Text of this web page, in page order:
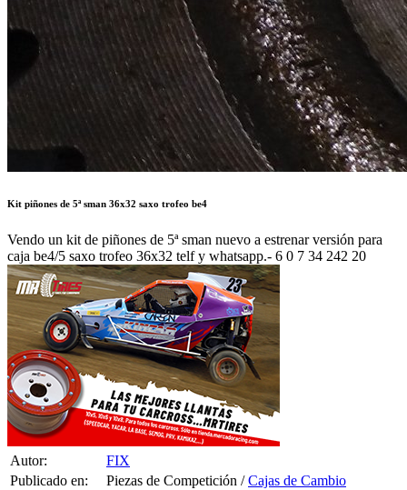
Kit piñones de 5ª sman 36x32 saxo trofeo be4
Vendo un kit de piñones de 5ª sman nuevo a estrenar versión para
caja be4/5 saxo trofeo 36x32 telf y whatsapp.- 6 0 7 34 242 20
Autor:
FIX
Publicado en:
Piezas de Competición /Cajas de Cambio